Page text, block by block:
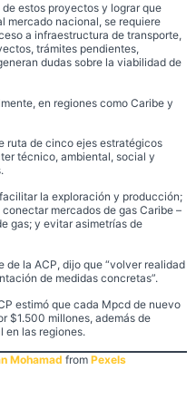
estos proyectos y lograr que
mercado nacional, se requiere
a infraestructura de transporte,
trámites pendientes,
dudas sobre la viabilidad de
en regiones como Caribe y
ruta de cinco ejes estratégicos
técnico, ambiental, social y
la exploración y producción;
mercados de gas Caribe –
gas; y evitar asimetrías de
de la ACP, dijo que “volver realidad
de medidas concretas”.
estimó que cada Mpcd de nuevo
$1.500 millones, además de
en las regiones.
Mohamad from Pexels